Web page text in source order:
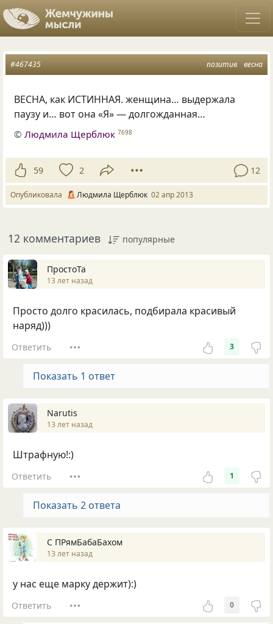
позитив весна
#467435
ВЕСНА, как ИСТИННАЯ. женщина… выдержала
паузу и… вот она «Я» — долгожданная…
©Людмила Щерблюк 7698
59 2 12
Опубликовала Людмила Щерблюк 02 апр 2013
12 комментариев популярные
ПростоТа
13 лет назад
Просто долго красилась, подбирала красивый
наряд)))
Ответить 3
Показать 1 ответ
Nаrutis
13 лет назад
Штрафную!:)
Ответить 1
Показать 2 ответа
С ПРямБабаБахом
13 лет назад
у нас еще марку держит):)
Ответить 0